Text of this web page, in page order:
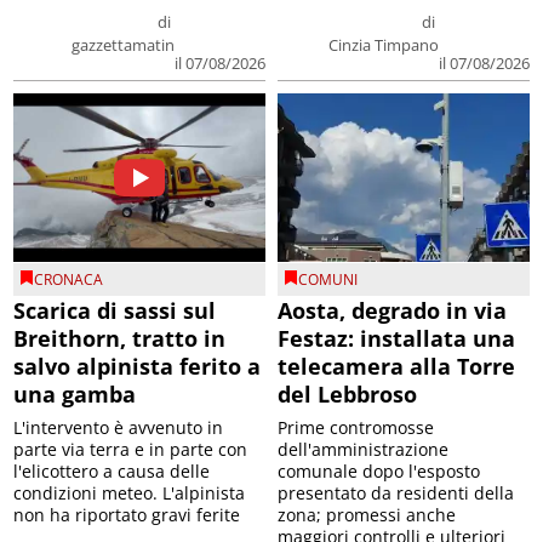
di
gazzettamatin
il 07/08/2026
di
Cinzia Timpano
il 07/08/2026
CRONACA
Scarica di sassi sul
Breithorn, tratto in
salvo alpinista ferito a
una gamba
L'intervento è avvenuto in
parte via terra e in parte con
l'elicottero a causa delle
condizioni meteo. L'alpinista
non ha riportato gravi ferite
COMUNI
Aosta, degrado in via
Festaz: installata una
telecamera alla Torre
del Lebbroso
Prime contromosse
dell'amministrazione
comunale dopo l'esposto
presentato da residenti della
zona; promessi anche
maggiori controlli e ulteriori